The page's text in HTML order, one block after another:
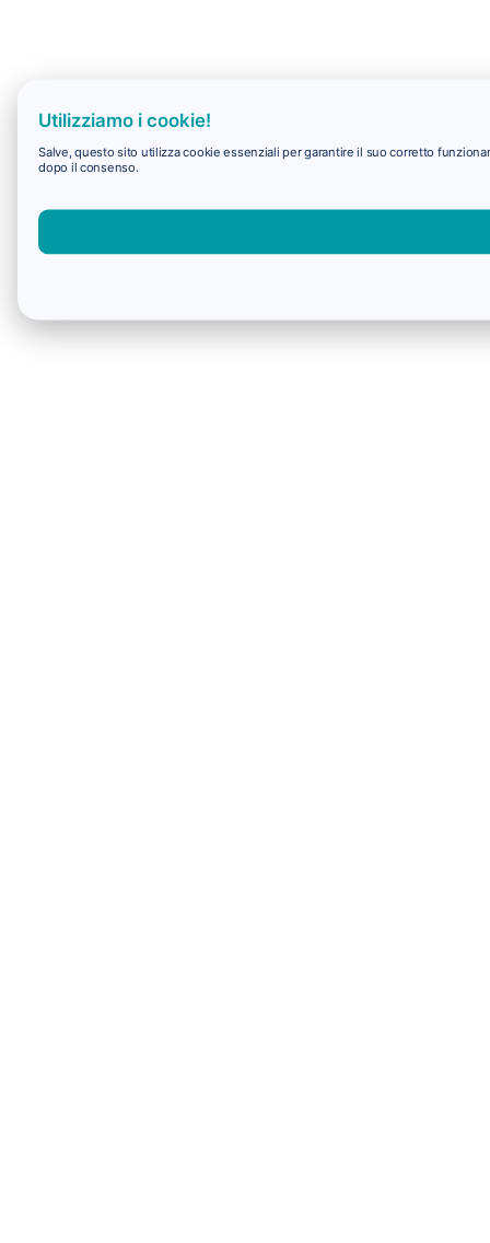
Utilizziamo i cookie!
Salve, questo sito utilizza cookie essenziali per garantire il suo corretto
dopo il consenso.